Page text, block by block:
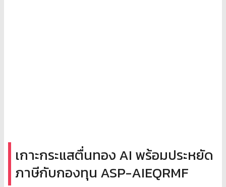
เกาะกระแสตื่นทอง AI พร้อมประหยัด
ภาษีกับกองทุน ASP-AIEQRMF